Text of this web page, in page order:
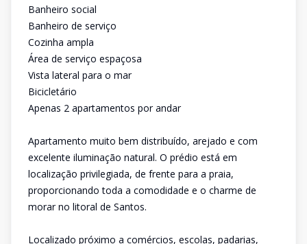
Banheiro social
Banheiro de serviço
Cozinha ampla
Área de serviço espaçosa
Vista lateral para o mar
Bicicletário
Apenas 2 apartamentos por andar
Apartamento muito bem distribuído, arejado e com
excelente iluminação natural. O prédio está em
localização privilegiada, de frente para a praia,
proporcionando toda a comodidade e o charme de
morar no litoral de Santos.
Localizado próximo a comércios, escolas, padarias,